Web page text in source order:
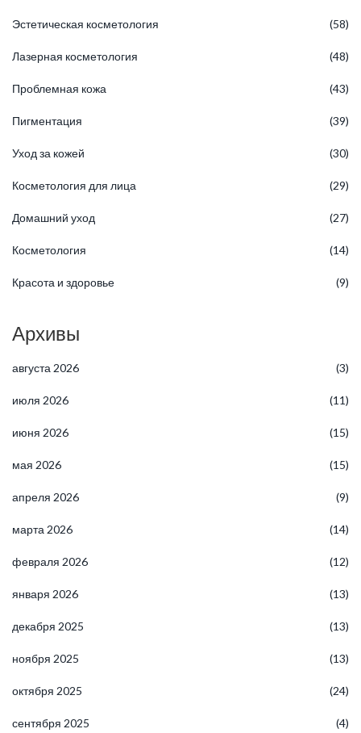
Эстетическая косметология (58)
Лазерная косметология (48)
Проблемная кожа (43)
Пигментация (39)
Уход за кожей (30)
Косметология для лица (29)
Домашний уход (27)
Косметология (14)
Красота и здоровье (9)
Архивы
августа 2026 (3)
июля 2026 (11)
июня 2026 (15)
мая 2026 (15)
апреля 2026 (9)
марта 2026 (14)
февраля 2026 (12)
января 2026 (13)
декабря 2025 (13)
ноября 2025 (13)
октября 2025 (24)
сентября 2025 (4)